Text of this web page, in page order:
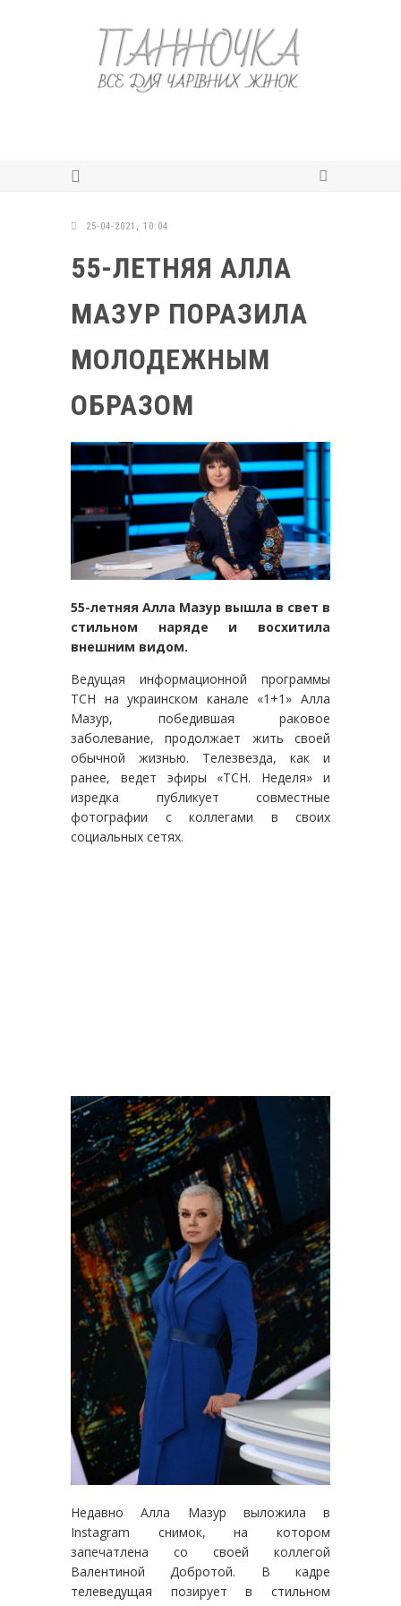
25-04-2021, 10:04
55-ЛЕТНЯЯ АЛЛА
МАЗУР ПОРАЗИЛА
МОЛОДЕЖНЫМ
ОБРАЗОМ
55-летняя Алла Мазур вышла в свет в
стильном наряде и восхитила
внешним видом.
Ведущая информационной программы
ТСН на украинском канале «1+1» Алла
Мазур, победившая раковое
заболевание, продолжает жить своей
обычной жизнью. Телезвезда, как и
ранее, ведет эфиры «ТСН. Неделя» и
изредка публикует совместные
фотографии с коллегами в своих
социальных сетях.
Недавно Алла Мазур выложила в
Instagram снимок, на котором
запечатлена со своей коллегой
Валентиной Добротой. В кадре
телеведущая позирует в стильном